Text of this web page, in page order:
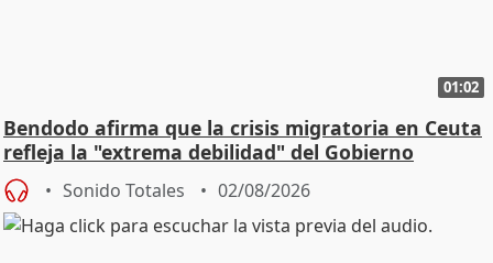
01:02
Bendodo afirma que la crisis migratoria en Ceuta
refleja la "extrema debilidad" del Gobierno
Sonido Totales 02/08/2026